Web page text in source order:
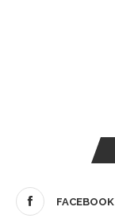
FACEBOOK